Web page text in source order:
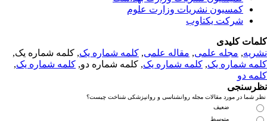
کمسیون نشریات وزارت علوم
شرکت یکتاوب
کلیدی
,مجله علمی, مقاله علمی, کلمه شماره یک, کلمه شماره یک,
شماره یک,کلمه شماره یک, کلمه شماره دو,کلمه شماره یک,
دو
شما در مورد مقالات مجله روانشناسی و روانپزشکی شناخت چیست؟
ضعیف
متوسط